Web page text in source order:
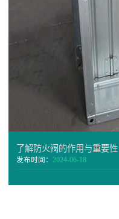
了解防火阀的作用与重要性
发布时间： 2024-06-18